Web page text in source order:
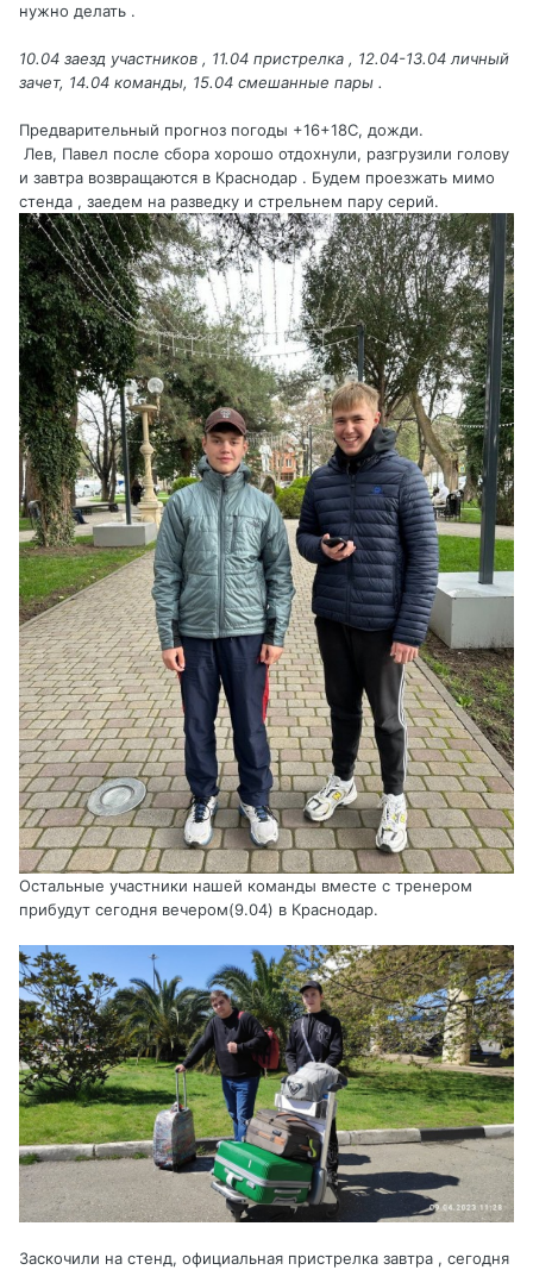
нужно делать .
10.04 заезд участников , 11.04 пристрелка , 12.04-13.04 личный
зачет, 14.04 команды, 15.04 смешанные пары .
Предварительный прогноз погоды +16+18С, дожди.
Лев, Павел после сбора хорошо отдохнули, разгрузили голову
и завтра возвращаются в Краснодар . Будем проезжать мимо
стенда , заедем на разведку и стрельнем пару серий.
Остальные участники нашей команды вместе с тренером
прибудут сегодня вечером(9.04) в Краснодар.
Заскочили на стенд, официальная пристрелка завтра , сегодня